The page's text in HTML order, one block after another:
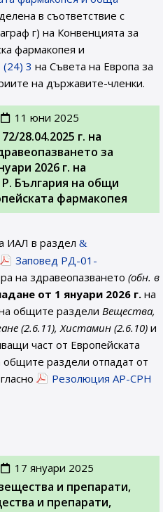
в съответствие с
г) на Конвенцията за
фармакопея и
3 на Съвета на Европа за
на държавите-членки.
11 юни 2025
28.04.2025 г. на
за
2026 г. на
България на общи
фармакопея
ИАЛ в раздел
Заповед РД-01-
на здравеопазването (обн. в
от 1 януари 2026 г. на
общите раздели Вещества,
(2.6.11), Хистамин (2.6.10) и
част от Европейската
раздели отпадат от
Резолюция AP-CPH
17 януари 2025
и препарати,
и препарати,